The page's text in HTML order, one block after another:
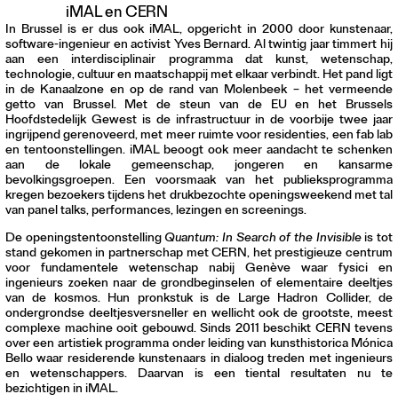
iMAL en CERN
In Brussel is er dus ook iMAL, opgericht in 2000 door kunstenaar,
software-ingenieur en activist Yves Bernard. Al twintig jaar timmert hij
aan een interdisciplinair programma dat kunst, wetenschap,
technologie, cultuur en maatschappij met elkaar verbindt. Het pand ligt
in de Kanaalzone en op de rand van Molenbeek – het vermeende
getto van Brussel. Met de steun van de EU en het Brussels
Hoofdstedelijk Gewest is de infrastructuur in de voorbije twee jaar
ingrijpend gerenoveerd, met meer ruimte voor residenties, een fab lab
en tentoonstellingen. iMAL beoogt ook meer aandacht te schenken
aan de lokale gemeenschap, jongeren en kansarme
bevolkingsgroepen. Een voorsmaak van het publieksprogramma
kregen bezoekers tijdens het drukbezochte openingsweekend met tal
van panel talks, performances, lezingen en screenings.
De openingstentoonstellingQuantum: In Search of the Invisibleis tot
stand gekomen in partnerschap met CERN, het prestigieuze centrum
voor fundamentele wetenschap nabij Genève waar fysici en
ingenieurs zoeken naar de grondbeginselen of elementaire deeltjes
van de kosmos. Hun pronkstuk is de Large Hadron Collider, de
ondergrondse deeltjesversneller en wellicht ook de grootste, meest
complexe machine ooit gebouwd. Sinds 2011 beschikt CERN tevens
over een artistiek programma onder leiding van kunsthistorica Mónica
Bello waar residerende kunstenaars in dialoog treden met ingenieurs
en wetenschappers. Daarvan is een tiental resultaten nu te
bezichtigen in iMAL.